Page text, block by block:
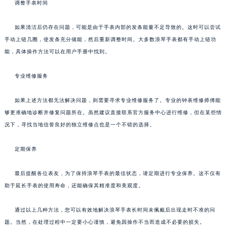
调整手表时间
如果清洁后仍存在问题，可能是由于手表内部的发条能量不足导致的。这时可以尝试
手动上链几圈，使发条充分储能，然后重新调整时间。大多数浪琴手表都有手动上链功
能，具体操作方法可以在用户手册中找到。
专业维修服务
如果上述方法都无法解决问题，则需要寻求专业维修服务了。专业的钟表维修师傅能
够更准确地诊断并修复问题所在。虽然建议直接联系官方服务中心进行维修，但在某些情
况下，寻找当地信誉良好的独立维修点也是一个不错的选择。
定期保养
最后提醒各位表友，为了保持浪琴手表的最佳状态，请定期进行专业保养。这不仅有
助于延长手表的使用寿命，还能确保其精准度和美观度。
通过以上几种方法，您可以有效地解决浪琴手表长时间未佩戴后出现走时不准的问
题。当然，在处理过程中一定要小心谨慎，避免因操作不当而造成不必要的损失。